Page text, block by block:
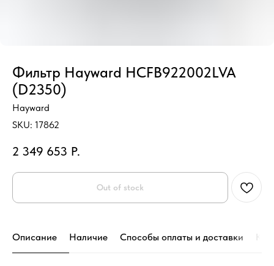
Фильтр Hayward HCFB922002LVA
(D2350)
Hayward
SKU: 17862
2 349 653 Р.
Out of stock
Описание Наличие Способы оплаты и доставки